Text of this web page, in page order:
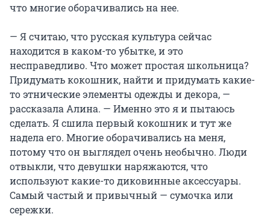
что многие оборачивались на нее.
— Я считаю, что русская культура сейчас
находится в каком-то убытке, и это
несправедливо. Что может простая школьница?
Придумать кокошник, найти и придумать какие-
то этнические элементы одежды и декора, —
рассказала Алина. — Именно это я и пытаюсь
сделать. Я сшила первый кокошник и тут же
надела его. Многие оборачивались на меня,
потому что он выглядел очень необычно. Люди
отвыкли, что девушки наряжаются, что
используют какие-то диковинные аксессуары.
Самый частый и привычный — сумочка или
сережки.